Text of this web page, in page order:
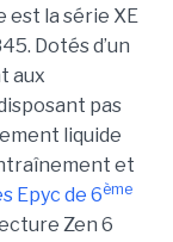
est la série XE
Dotés d’un
aux
pas
liquide
et
Epyc de 6ème
Zen 6